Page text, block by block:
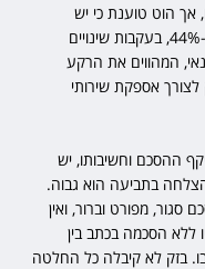
אך הוט טוענת כי יש
להפחית את הסכום ב-44%, בעקבות שינויים
המהווים את הרקע
אספקת שירותי
ההסכם וחשיבותו, יש
בתביעה הוא גבוה.
סגור, מפורט וברור, ואין
ללא הסכמה בכתב בין
בזק לא קיבלה כל החלטה